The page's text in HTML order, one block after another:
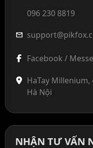
096 230 8819
mail
Facebook /
HaTay
Hà Nội
NHẬN TƯ VẤN